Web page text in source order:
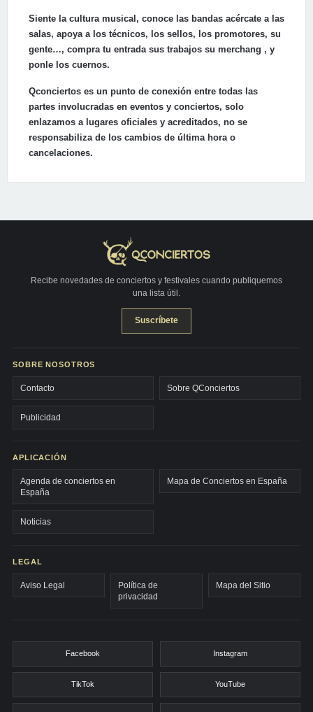
Siente la cultura musical, conoce las bandas acércate a las
salas, apoya a los técnicos, los sellos, los promotores, su
gente…, compra tu entrada sus trabajos su merchang , y
ponle los cuernos.
Qconciertos es un punto de conexión entre todas las
partes involucradas en eventos y conciertos, solo
enlazamos a lugares oficiales y acreditados, no se
responsabiliza de los cambios de última hora o
cancelaciones.
Recibe novedades de conciertos y festivales cuando publiquemos
una lista útil.
Suscríbete
SOBRE NOSOTROS
Contacto Sobre QConciertos
Publicidad
APLICACIÓN
Agenda de conciertos en
España
Mapa de Conciertos en España
Noticias
LEGAL
Aviso Legal
Política de
privacidad
Mapa del Sitio
Facebook Instagram
TikTok YouTube